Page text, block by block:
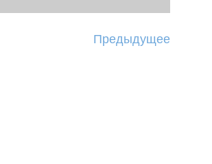
Предыдущее